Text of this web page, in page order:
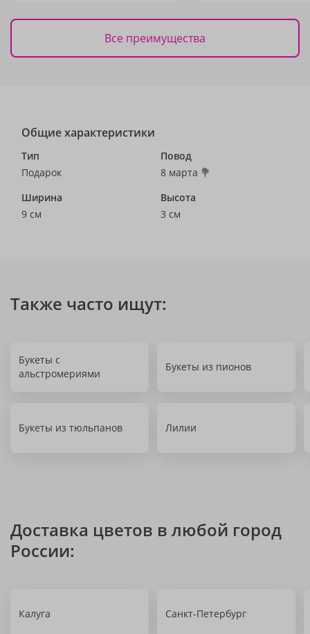
Все преимущества
Общие характеристики
Тип
Подарок
Повод
8 марта 💐
Ширина
9 см
Высота
3 см
Также часто ищут:
Букеты с
альстромериями
Букеты из пионов
Букеты из тюльпанов Лилии
Доставка цветов в любой город
России:
Калуга Санкт-Петербург